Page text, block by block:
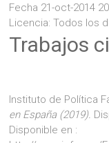
Fecha 21-oct-2014
Licencia: Todos los
Trabajos
Instituto de Política
en España (2019).
Disponible en :